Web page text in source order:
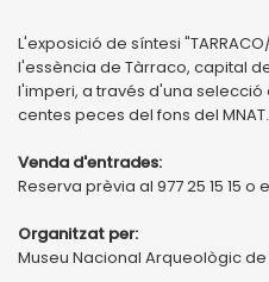
L'exposició de síntesi
l'essència de Tàrraco, capital
l'imperi, a través d'una
centes peces del fons del MNAT.
Venda d'entrades:
Reserva prèvia al 977 25 15 15 o
Organitzat per:
Museu Nacional Arqueològic